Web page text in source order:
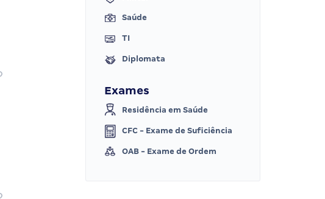
Saúde
TI
Diplomata
Exames
Residência em Saúde
CFC - Exame de Suficiência
OAB - Exame de Ordem